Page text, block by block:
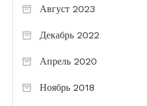
Август 2023
Декабрь 2022
Апрель 2020
Ноябрь 2018